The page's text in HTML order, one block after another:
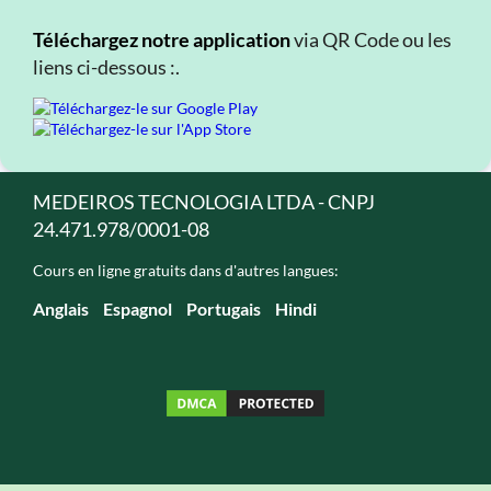
Téléchargez notre applicationvia QR Code ou les
liens ci-dessous :.
MEDEIROS TECNOLOGIA LTDA - CNPJ
24.471.978/0001-08
Cours en ligne gratuits dans d'autres langues:
Anglais Espagnol Portugais Hindi